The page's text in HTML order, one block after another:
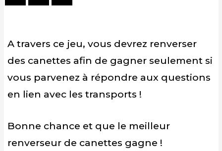
A travers ce jeu, vous devrez renverser
des canettes afin de gagner seulement si
vous parvenez à répondre aux questions
en lien avec les transports !
Bonne chance et que le meilleur
renverseur de canettes gagne !